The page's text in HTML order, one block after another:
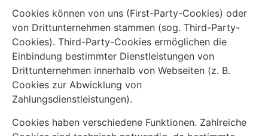
Cookies können von uns (First-Party-Cookies) oder
von Drittunternehmen stammen (sog. Third-Party-
Cookies). Third-Party-Cookies ermöglichen die
Einbindung bestimmter Dienstleistungen von
Drittunternehmen innerhalb von Webseiten (z. B.
Cookies zur Abwicklung von
Zahlungsdienstleistungen).
Cookies haben verschiedene Funktionen. Zahlreiche